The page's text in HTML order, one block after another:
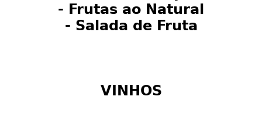
- Frutas ao Natural
- Salada de Fruta
VINHOS